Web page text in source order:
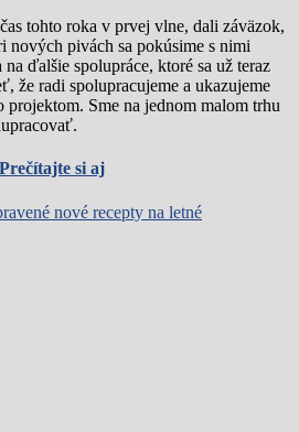
tohto roka v prvej vlne, dali záväzok,
nových pivách sa pokúsime s nimi
ďalšie spolupráce, ktoré sa už teraz
že radi spolupracujeme a ukazujeme
Sme na jednom malom trhu
Prečítajte si aj
nové recepty na letné